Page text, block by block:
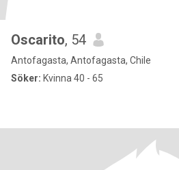
Oscarito, 54
Antofagasta, Antofagasta, Chile
Söker: Kvinna 40 - 65